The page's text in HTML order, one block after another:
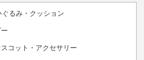
ぐるみ・クッション
コット・アクセサリー